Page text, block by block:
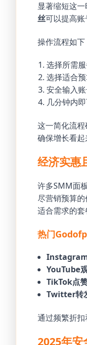
显著缩短这
丝可以提高账
操作流程如下
选择所需
选择适合预
安全输入账
几分钟内
这一简化流
确保增长看起
经济实惠
许多SMM面
尽营销预算
适合需求的套
热门
Instagram
YouTube
TikTok点
Twitter转
通过频繁折
2025年安